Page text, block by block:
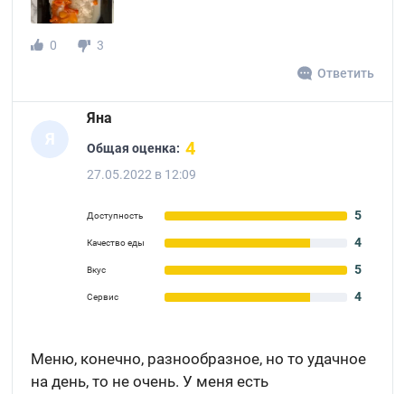
0
3
Ответить
Я
Яна
Общая оценка: 4
27.05.2022 в 12:09
Доступность 5
Качество еды 4
Вкус 5
Сервис 4
Меню, конечно, разнообразное, но то удачное
на день, то не очень. У меня есть